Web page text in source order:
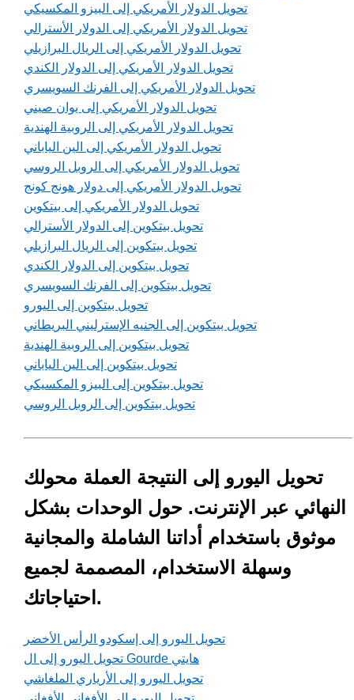
تحويل الدولار الأمريكي إلى البيزو المكسيكي
تحويل الدولار الأمريكي إلى الدولار الأسترالي
تحويل الدولار الأمريكي إلى الريال البرازيلي
تحويل الدولار الأمريكي إلى الدولار الكندي
تحويل الدولار الأمريكي إلى الفرنك السويسري
تحويل الدولار الأمريكي إلى يوان صيني
تحويل الدولار الأمريكي إلى الروبية الهندية
تحويل الدولار الأمريكي إلى الين الياباني
تحويل الدولار الأمريكي إلى الروبل الروسي
تحويل الدولار الأمريكي إلى دولار هونج كونج
تحويل الدولار الأمريكي إلى بيتكوين
تحويل بيتكوين إلى الدولار الأسترالي
تحويل بيتكوين إلى الريال البرازيلي
تحويل بيتكوين إلى الدولار الكندي
تحويل بيتكوين إلى الفرنك السويسري
تحويل بيتكوين إلى اليورو
تحويل بيتكوين إلى الجنيه الإسترليني البريطاني
تحويل بيتكوين إلى الروبية الهندية
تحويل بيتكوين إلى الين الياباني
تحويل بيتكوين إلى البيزو المكسيكي
تحويل بيتكوين إلى الروبل الروسي
تحويل اليورو إلى النتيجة العملة محولك
النهائي عبر الإنترنت. حول الوحدات بشكل
موثوق باستخدام أداتنا الشاملة والمجانية
وسهلة الاستخدام، المصممة لجميع
احتياجاتك.
تحويل اليورو إلى إسكودو الرأس الأخضر
تحويل اليورو إلى ال Gourde هايتي
تحويل اليورو إلى الأرياري الملغاشي